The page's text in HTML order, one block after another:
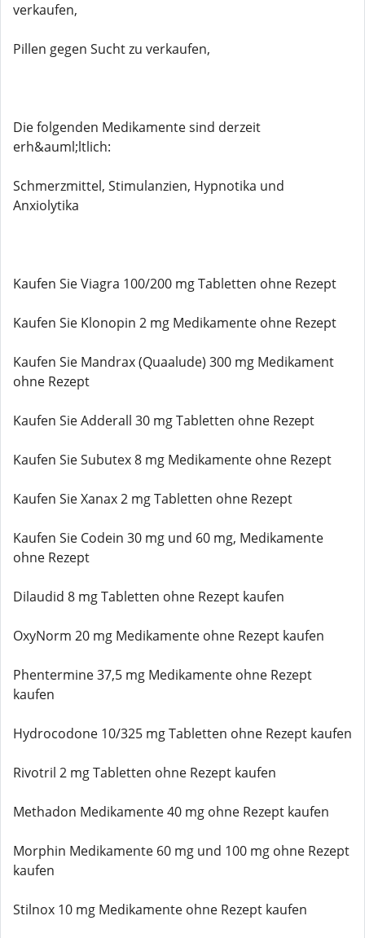
verkaufen,
Pillen gegen Sucht zu verkaufen,
Die folgenden Medikamente sind derzeit
erh&auml;ltlich:
Schmerzmittel, Stimulanzien, Hypnotika und
Anxiolytika
Kaufen Sie Viagra 100/200 mg Tabletten ohne Rezept
Kaufen Sie Klonopin 2 mg Medikamente ohne Rezept
Kaufen Sie Mandrax (Quaalude) 300 mg Medikament
ohne Rezept
Kaufen Sie Adderall 30 mg Tabletten ohne Rezept
Kaufen Sie Subutex 8 mg Medikamente ohne Rezept
Kaufen Sie Xanax 2 mg Tabletten ohne Rezept
Kaufen Sie Codein 30 mg und 60 mg, Medikamente
ohne Rezept
Dilaudid 8 mg Tabletten ohne Rezept kaufen
OxyNorm 20 mg Medikamente ohne Rezept kaufen
Phentermine 37,5 mg Medikamente ohne Rezept
kaufen
Hydrocodone 10/325 mg Tabletten ohne Rezept kaufen
Rivotril 2 mg Tabletten ohne Rezept kaufen
Methadon Medikamente 40 mg ohne Rezept kaufen
Morphin Medikamente 60 mg und 100 mg ohne Rezept
kaufen
Stilnox 10 mg Medikamente ohne Rezept kaufen